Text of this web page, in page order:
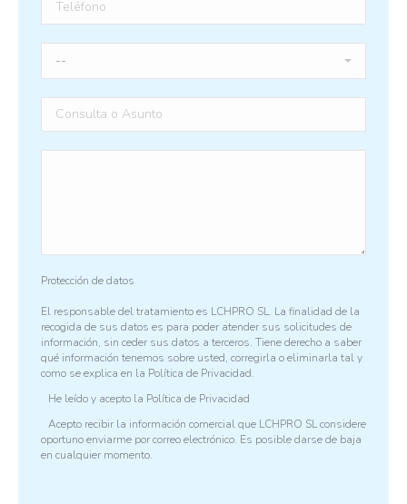
Protección de datos
El responsable del tratamiento es LCHPRO SL. La finalidad de la
recogida de sus datos es para poder atender sus solicitudes de
información, sin ceder sus datos a terceros. Tiene derecho a saber
qué información tenemos sobre usted, corregirla o eliminarla tal y
como se explica en la Política de Privacidad.
He leído y acepto la Política de Privacidad
Acepto recibir la información comercial que LCHPRO SL considere
oportuno enviarme por correo electrónico. Es posible darse de baja
en cualquier momento.